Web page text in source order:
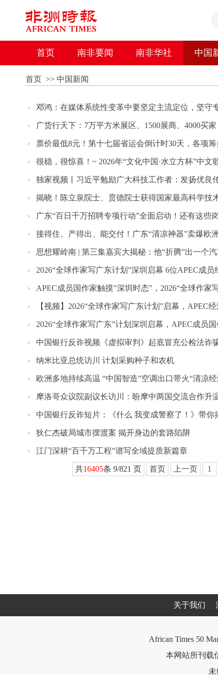
首页 南非要闻 南非华社 中国
首页>> 中国新闻
邓鸿：在媒体系统性变革中要坚定主流定位，坚守
广货行天下：7万平方米展区、1500展商、4000买家
票价最低8元！第十七届省运会倒计时30天，各项
很稳，很惊喜！~ 2026年“文化中国·水立方杯”中文
独家视频丨习近平勉励广大科技工作者：发扬优良
揭晓！陈立泉院士、贲德院士获得国家最高科学技
广东“百日千万招聘专项行动”全面启动！还有这些
接得住、产得出、能交付！广东“清凉神器”卖爆欧
思想耀岭南 | 第三集嘉宾大揭秘：他“折腾”出一个
2026“全球作家写广东计划”深圳启幕 6位APEC成员
APEC成员国作家触摸"深圳时态"，2026“全球作家
【视频】2026“全球作家写广东计划”启幕，APEC
2026“全球作家写广东”计划深圳启幕，APEC成员
中国银行反诈视频《虚拟审判》起底冒充公检法诈
纳米比亚总统访川 计划采购种子和农机
欧洲多地持续高温 “中国智造”空调出口带火“清凉经
摩洛哥众议院副议长访川：盼摩中两国交流合作升
中国银行反诈短片：《什么 我变成警察了！》带你
狄仁杰破局城市摆渡案 揭开身边的套路陷阱
江门深耕“百千万工程”谱写全域提质新篇章
共16405条 9/821 页 首页 上一页 1
关于我们
African Times 50
本网站所刊载